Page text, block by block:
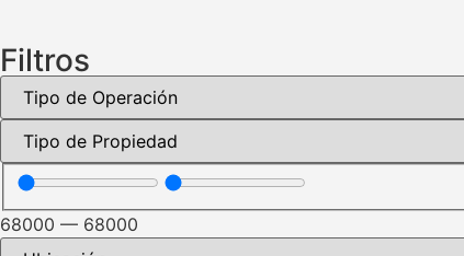
Filtros
68000 — 68000